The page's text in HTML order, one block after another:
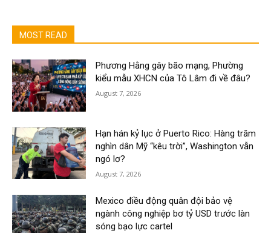
MOST READ
Phương Hằng gây bão mạng, Phường
kiểu mẫu XHCN của Tô Lâm đi về đâu?
August 7, 2026
Hạn hán kỷ lục ở Puerto Rico: Hàng trăm
nghìn dân Mỹ “kêu trời”, Washington vẫn
ngó lơ?
August 7, 2026
Mexico điều động quân đội bảo vệ
ngành công nghiệp bơ tỷ USD trước làn
sóng bạo lực cartel